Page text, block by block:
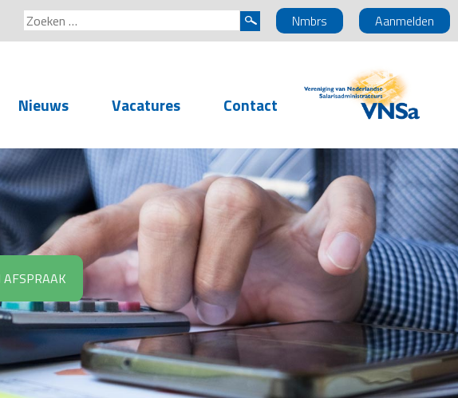
Aanmelden
Nmbrs
Zoeken
naar:
Nieuws Vacatures Contact